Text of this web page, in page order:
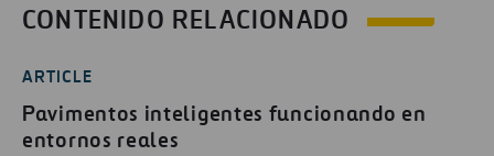
CONTENIDO RELACIONADO
ARTICLE
Pavimentos inteligentes funcionando en
entornos reales